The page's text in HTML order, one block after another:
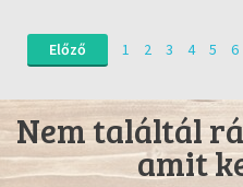
Előző 1 2 3 4 5 6
Nem találtál
amit